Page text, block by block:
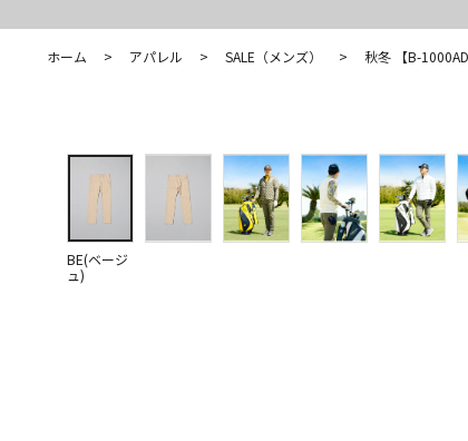
ホーム > アパレル > SALE（メンズ） > 秋冬 【B-
BE(ベージ
ュ)